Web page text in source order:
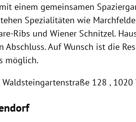
einem gemeinsamen
Spezialitäten wie
Ribs und Wiener Schnitzel.
Auf Wunsch ist die
möglich.
Waldsteingartenstraße 128 , 1020